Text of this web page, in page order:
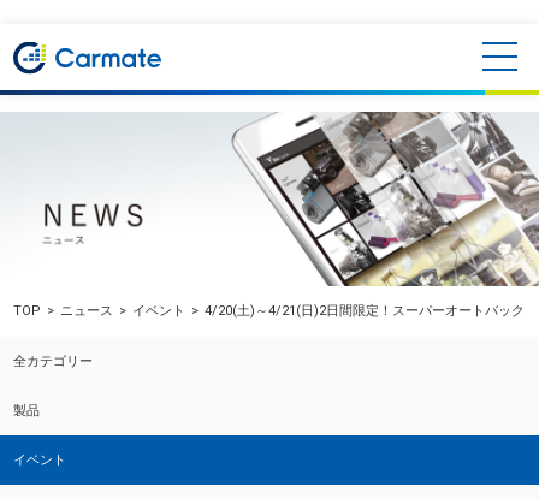
TOP ニュース イベント 4/20(土)～4/21(日)2日間限定！スーパーオートバック
全カテゴリー
製品
イベント